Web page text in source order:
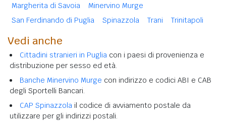
Margherita di Savoia
Minervino Murge
San Ferdinando di Puglia
Spinazzola Trani Trinitapoli
Vedi anche
Cittadini stranieri in Puglia con i paesi di provenienza e
distribuzione per sesso ed età.
Banche Minervino Murge con indirizzo e codici ABI e CAB
degli Sportelli Bancari.
CAP Spinazzola il codice di avviamento postale da
utilizzare per gli indirizzi postali.